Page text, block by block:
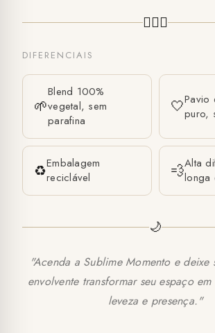
🧚🏻‍♀️
DIFERENCIAIS
🌱
Blend 100%
vegetal, sem
parafina
🤍Pavio
puro,
♻️Embalagem
reciclável
💨Alta
longa
🌙
"Acenda a Sublime Momento e deixe
envolvente transformar seu espaço
leveza e presença."